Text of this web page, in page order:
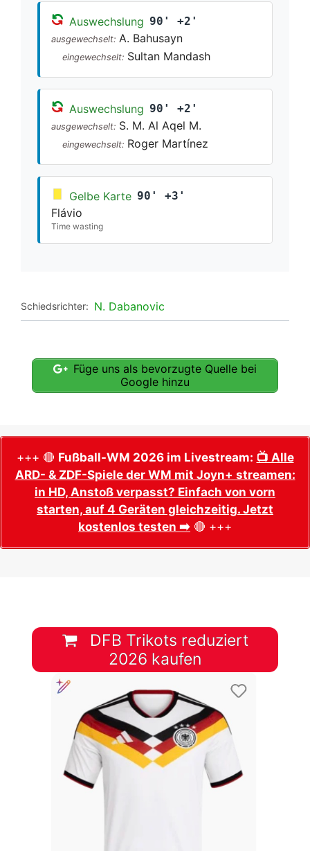
Auswechslung 90' +2'
ausgewechselt: A. Bahusayn
eingewechselt: Sultan Mandash
Auswechslung 90' +2'
ausgewechselt: S. M. Al Aqel M.
eingewechselt: Roger Martínez
Gelbe Karte 90' +3'
Flávio
Time wasting
Schiedsrichter: N. Dabanovic
Füge uns als bevorzugte Quelle bei
Google hinzu
+++ 🔴 Fußball-WM 2026 im Livestream: 📺 Alle
ARD- & ZDF-Spiele der WM mit Joyn+ streamen:
in HD, Anstoß verpasst? Einfach von vorn
starten, auf 4 Geräten gleichzeitig. Jetzt
kostenlos testen ➡️ 🔴 +++
DFB Trikots reduziert
2026 kaufen